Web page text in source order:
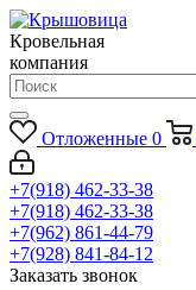
Кровельная
компания
Отложенные 0
+7(918) 462-33-38
+7(918) 462-33-38
+7(962) 861-44-79
+7(928) 841-84-12
Заказать звонок